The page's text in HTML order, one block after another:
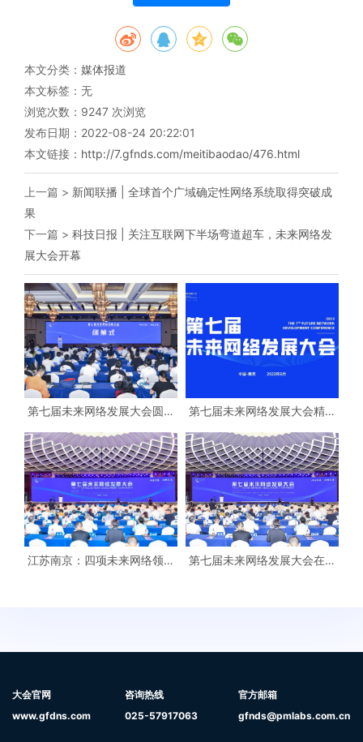
本文分类： 媒体报道
本文标签：无
浏览次数： 9247 次浏览
发布日期：2022-08-24 20:22:01
本文链接： http://7.gfnds.com/meitibaodao/476.html
上一篇 > 新闻联播 | 全球首个广域确定性网络系统取得突破成
果
下一篇 > 科技日报 | 关注互联网下半场弯道超车，未来网络发
展大会开幕
第七届未来网络发展大会圆满
第七届未来网络发展大会精彩
江苏南京：四项未来网络领域
第七届未来网络发展大会在南
大会官网
www.gfdns.com
咨询热线
025-57917063
官方邮箱
gfnds@pmlabs.com.cn